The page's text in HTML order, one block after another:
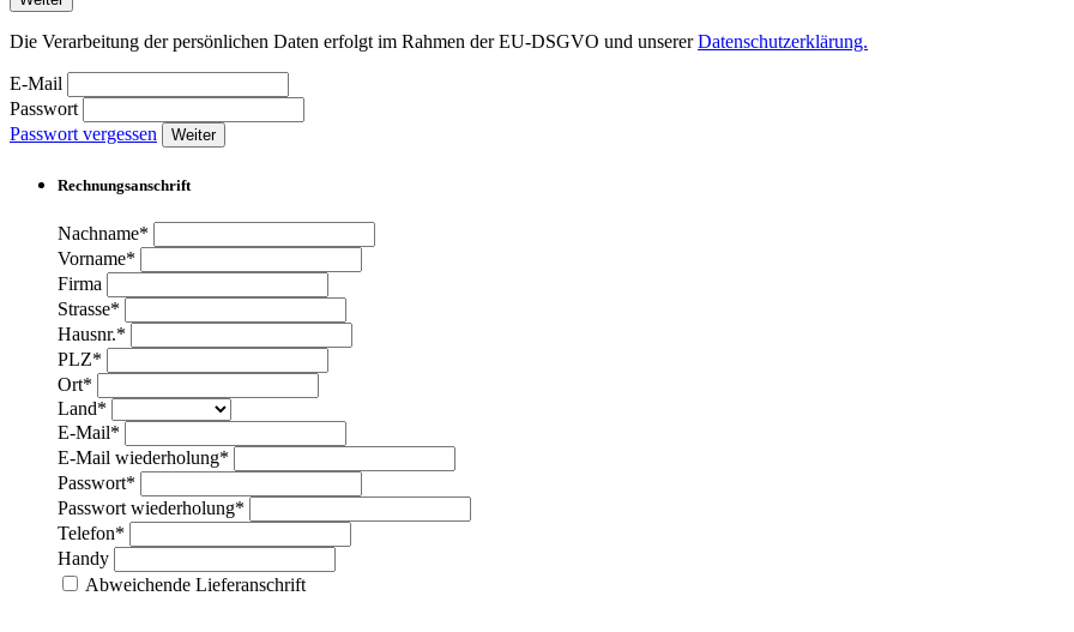
Die Verarbeitung der persönlichen Daten erfolgt im Rahmen der EU-DSGVO und unsererDatenschutzerklärung.
E-Mail
Passwort
Passwort vergessen
Weiter
Rechnungsanschrift
Nachname*
Vorname*
Firma
Strasse*
Hausnr.*
PLZ*
Ort*
Land*
E-Mail*
E-Mail wiederholung*
Passwort*
Passwort wiederholung*
Telefon*
Handy
Abweichende Lieferanschrift